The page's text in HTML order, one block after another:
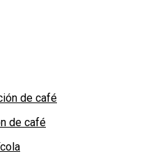
de café